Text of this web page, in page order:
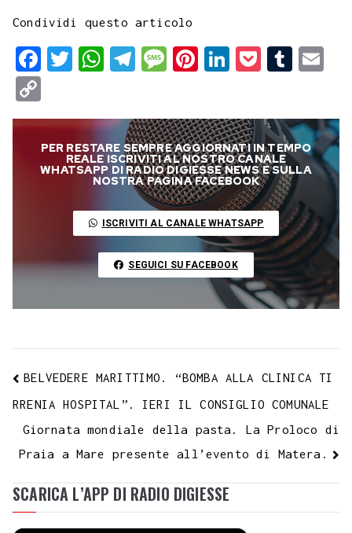
Condividi questo articolo
F
e
b
T
t
t
r
W
t
s
A
p
p
T
e
g
r
a
m
M
s
a
g
e
P
t
e
r
e
s
t
L
k
e
d
I
n
k
e
t
T
b
l
r
i
l
o
p
y
k
PER RESTARE SEMPRE AGGIORNATI IN TEMPO
REALE ISCRIVITI AL NOSTRO CANALE
WHATSAPP DI RADIO DIGIESSE NEWS E SULLA
NOSTRA PAGINA FACEBOOK
ISCRIVITI AL CANALE WHATSAPP
SEGUICI SU FACEBOOK
BELVEDERE MARITTIMO. “BOMBA ALLA CLINICA TI
RRENIA HOSPITAL”. IERI IL CONSIGLIO COMUNALE
Giornata mondiale della pasta. La Proloco di
Praia a Mare presente all’evento di Matera.
SCARICA L’APP DI RADIO DIGIESSE